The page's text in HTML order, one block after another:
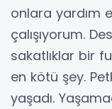
onlara yardım
çalışıyorum.
sakatlıklar bir
en kötü şey.
yaşadı.